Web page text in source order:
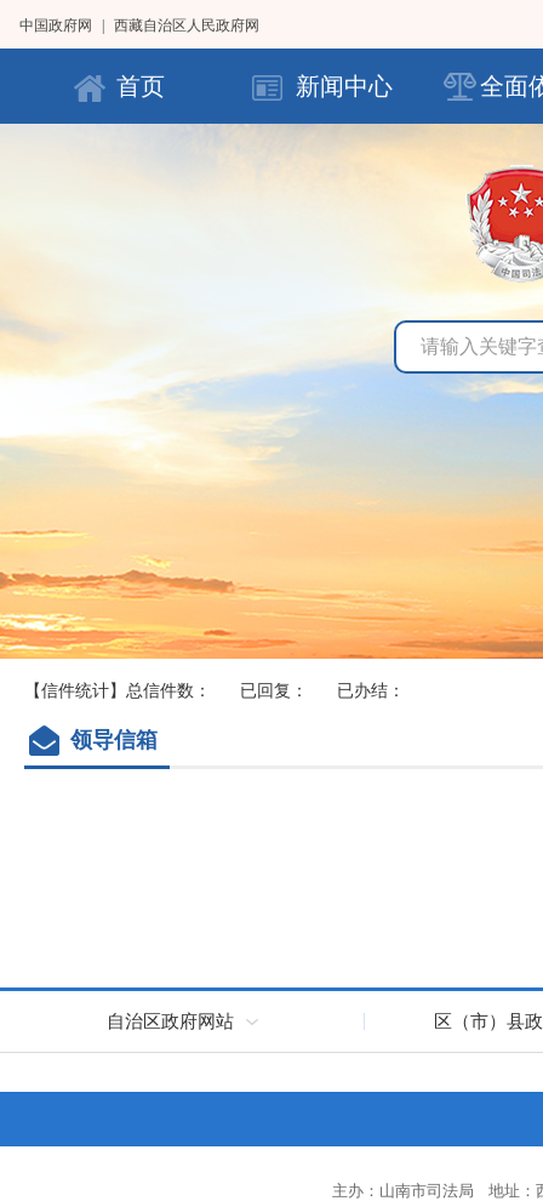
中国政府网 西藏自治区人民政府网
首页 新闻中心 全面
【信件统计】 总信件数： 已回复： 已办结：
领导信箱
自治区政府网站 区（市）县
主办：山南市司法局 地址：